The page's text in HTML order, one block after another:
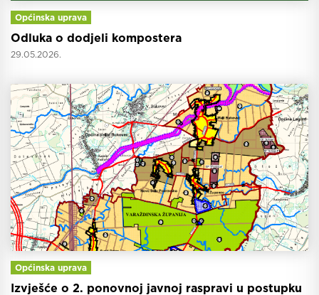
Općinska uprava
Odluka o dodjeli kompostera
29.05.2026.
Općinska uprava
Izvješće o 2. ponovnoj javnoj raspravi u postupku